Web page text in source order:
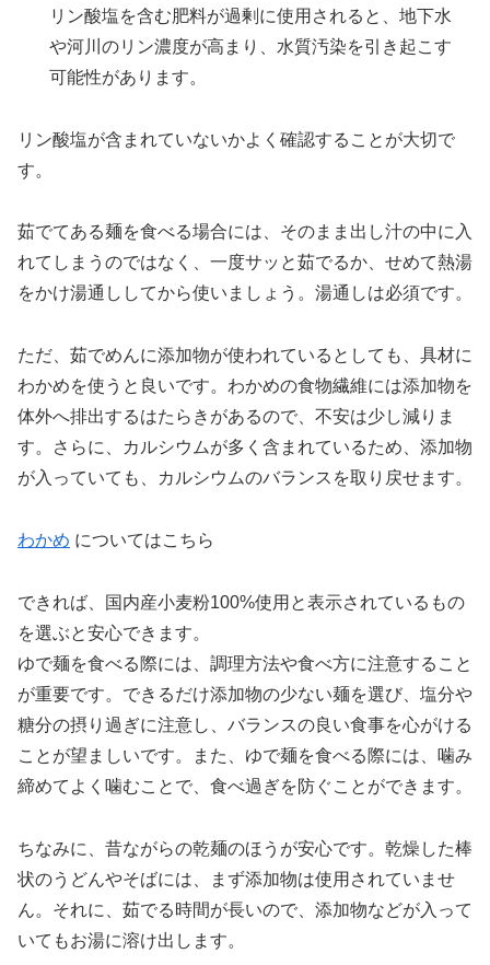
リン酸塩を含む肥料が過剰に使用されると、地下水
や河川のリン濃度が高まり、水質汚染を引き起こす
可能性があります。
リン酸塩が含まれていないかよく確認することが大切で
す。
茹でてある麺を食べる場合には、そのまま出し汁の中に入
れてしまうのではなく、一度サッと茹でるか、せめて熱湯
をかけ湯通ししてから使いましょう。湯通しは必須です。
ただ、茹でめんに添加物が使われているとしても、具材に
わかめを使うと良いです。わかめの食物繊維には添加物を
体外へ排出するはたらきがあるので、不安は少し減りま
す。さらに、カルシウムが多く含まれているため、添加物
が入っていても、カルシウムのバランスを取り戻せます。
わかめ についてはこちら
できれば、国内産小麦粉100%使用と表示されているもの
を選ぶと安心できます。
ゆで麺を食べる際には、調理方法や食べ方に注意すること
が重要です。できるだけ添加物の少ない麺を選び、塩分や
糖分の摂り過ぎに注意し、バランスの良い食事を心がける
ことが望ましいです。また、ゆで麺を食べる際には、噛み
締めてよく噛むことで、食べ過ぎを防ぐことができます。
ちなみに、昔ながらの乾麺のほうが安心です。乾燥した棒
状のうどんやそばには、まず添加物は使用されていませ
ん。それに、茹でる時間が長いので、添加物などが入って
いてもお湯に溶け出します。